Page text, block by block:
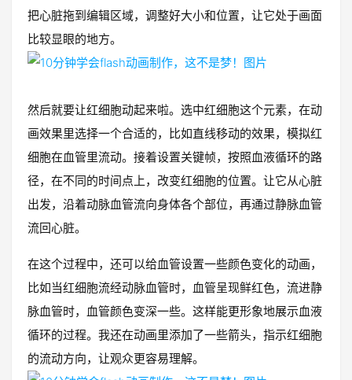
把心脏拖到编辑区域，调整好大小和位置，让它处于画面
比较显眼的地方。
然后就要让红细胞动起来啦。选中红细胞这个元素，在动
画效果里选择一个合适的，比如直线移动的效果，模拟红
细胞在血管里流动。接着设置关键帧，按照血液循环的路
径，在不同的时间点上，改变红细胞的位置。让它从心脏
出发，沿着动脉血管流向身体各个部位，再通过静脉血管
流回心脏。
在这个过程中，还可以给血管设置一些颜色变化的动画，
比如当红细胞流经动脉血管时，血管呈现鲜红色，流进静
脉血管时，血管颜色变深一些。这样能更形象地展示血液
循环的过程。我还在动画里添加了一些箭头，指示红细胞
的流动方向，让观众更容易理解。